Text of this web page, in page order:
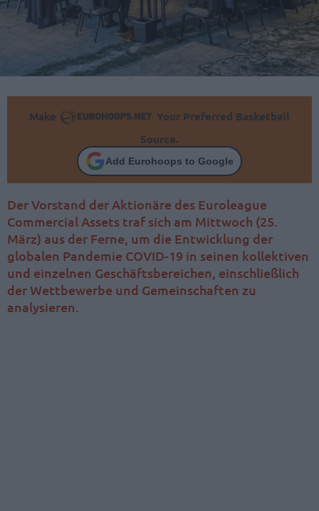
Make
Your Preferred Basketball
Source.
Add Eurohoops to Google
Der Vorstand der Aktionäre des Euroleague
Commercial Assets traf sich am Mittwoch (25.
März) aus der Ferne, um die Entwicklung der
globalen Pandemie COVID-19 in seinen kollektiven
und einzelnen Geschäftsbereichen, einschließlich
der Wettbewerbe und Gemeinschaften zu
analysieren.